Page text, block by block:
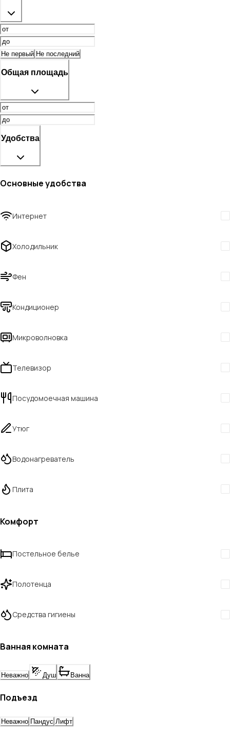
Не первый Не последний
Общая площадь
Удобства
Основные удобства
Интернет
Холодильник
Фен
Кондиционер
Микроволновка
Телевизор
Посудомоечная машина
Утюг
Водонагреватель
Плита
Комфорт
Постельное белье
Полотенца
Средства гигиены
Ванная комната
Неважно Душ Ванна
Подъезд
Неважно Пандус Лифт